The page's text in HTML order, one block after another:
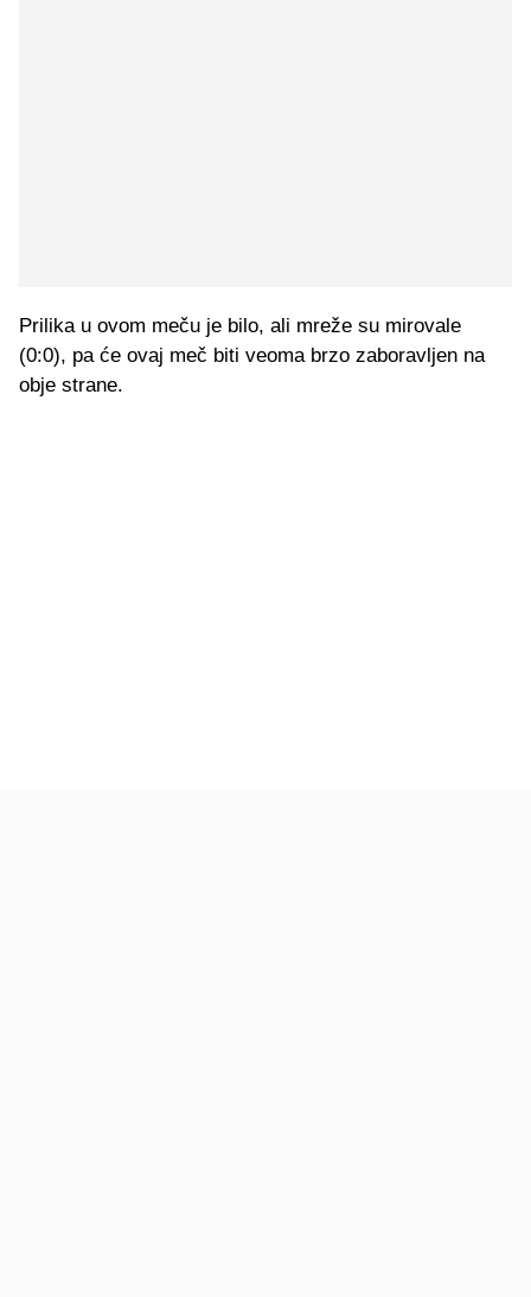
Prilika u ovom meču je bilo, ali mreže su mirovale
(0:0), pa će ovaj meč biti veoma brzo zaboravljen na
obje strane.